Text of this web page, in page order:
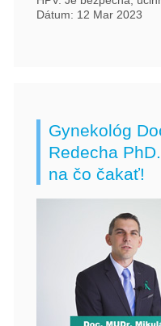
Dátum: 12 Mar 2023
Gynekológ
Redecha
na čo čakať!